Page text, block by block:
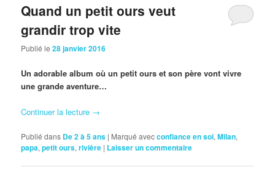
Quand un petit ours veut
grandir trop vite
Publié le28 janvier 2016
Un adorable album où un petit ours et son père vont vivre
une grande aventure…
Continuer la lecture →
Publié dans De 2 à 5 ans | Marqué avecconfiance en soi,Milan,
papa,petit ours,rivière | Laisser un commentaire